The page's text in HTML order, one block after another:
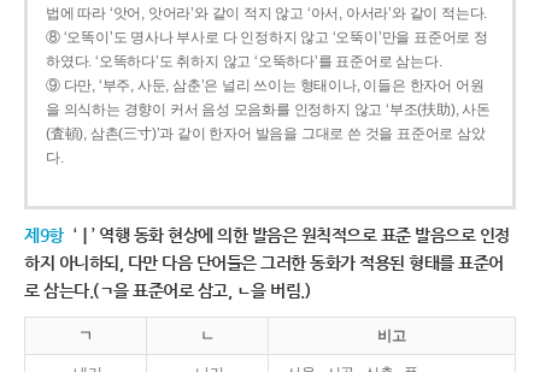
법에 따라 ‘앗어, 앗어라’와 같이 적지 않고 ‘아서, 아서라’와 같이 적는다.
⑧ ‘오똑이’도 명사나 부사로 다 인정하지 않고 ‘오뚝이’만을 표준어로 정
하였다. ‘오똑하다’도 취하지 않고 ‘오뚝하다’를 표준어로 삼는다.
⑨ 다만, ‘부주, 사둔, 삼춘’은 널리 쓰이는 형태이나, 이들은 한자어 어원
을 의식하는 경향이 커서 음성 모음화를 인정하지 않고 ‘부조(扶助), 사돈
(査頓), 삼촌(三寸)’과 같이 한자어 발음을 그대로 쓴 것을 표준어로 삼았
다.
제9항 ‘ㅣ’ 역행 동화 현상에 의한 발음은 원칙적으로 표준 발음으로 인정
하지 아니하되, 다만 다음 단어들은 그러한 동화가 적용된 형태를 표준어
로 삼는다.(ㄱ을 표준어로 삼고, ㄴ을 버림.)
ㄱ ㄴ 비고